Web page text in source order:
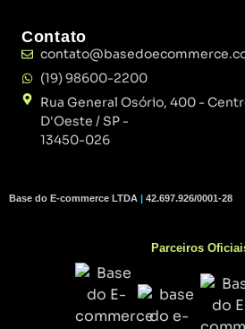
Contato
(19) 98600-2200
Rua General Osório, 400 -
D'Oeste / SP -
13450-026
Base do E-commerce LTDA | 42.697.926/0001-28
Parceiros